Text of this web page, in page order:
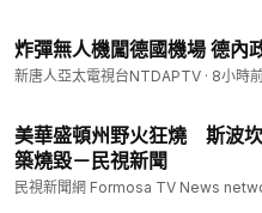
炸彈無人機闖德國機場 德內
新唐人亞太電視台NTDAPTV · 8小時
美華盛頓州野火狂燒 斯波
築燒毀－民視新聞
民視新聞網 Formosa TV News